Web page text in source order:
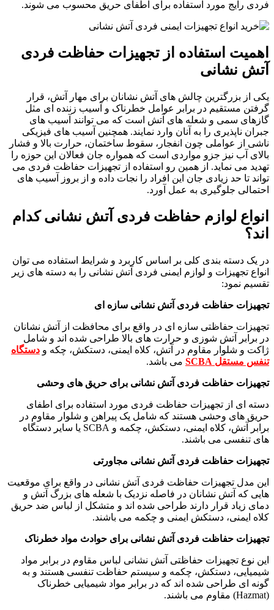
فردی رایج مورد استفاده برای اطفای حریق محسوب می شوند.
اهمیت استفاده از تجهیزات حفاظت فردی
آتش نشانی
یکی از بزرگترین چالش های آتش نشانان برای مهار آتش، قرار
گرفتن مستقیم در برابر عوامل خطرناک و آسیب زننده ای مثل
گازهای سمی و شعله های آتش است که می توانند آسیب های
جبران ناپذیری را به آنان وارد نمایند. همچنین آسیب های فیزیکی
ناشی از عواملی چون انفجار، سقوط ساختمان، حرارت بالا و فشار
بالای آب نیز جزو مواردی است که همواره جان فعالان این حوزه را
تهدید می نماید. از همین رو استفاده از تجهیزات حفاظت فردی می
تواند تا حد زیادی جان این افراد را نجات داده و از بروز آسیب های
احتمالی جلوگیری به عمل آورد.
انواع لوازم حفاظت فردی آتش نشانی کدام
اند؟
در یک دسته بندی کلی بر اساس کاربرد و شرایط استفاده می توان
انواع تجهیزات و لوازم ایمنی فردی آتش نشانی را به دسته های زیر
تقسیم نمود:
تجهیزات حفاظت فردی آتش نشانی سازه ای
تجهیزات حفاظتی سازه ای در واقع برای محافظت از آتش نشانان
در برابر آتش شوزی و حرارت های بالا طراحی شده اند و شامل
ژاکت و شلوار مقاوم در آتش، کلاه ایمنی، دستکش، چکه و دستگاه
تنفس مستقل SCBA
می باشد.
تجهیزات حفاظت فردی آتش نشانی برای حریق های وحشی
دسته ای از تجهیزات حفاظت فردی مورد استفاده برای اطفای
حریق های وحشی هستند که شامل یک پیراهن و شلوار مقاوم در
برابر آتش، کلاه ایمنی، دستکش، چکمه و SCBA یا سایر دستگاه
های تنفسی می باشند.
تجهیزات حفاظت فردی آتش نشانی مجاورتی
این مدل تجهیزات حفاظت فردی آتش نشانی در واقع برای موقعیت
هایی که آتش نشانان در فاصله نزدیک با شعله های بزرگ آتش و
دمای زیاد قرار دارند طراحی شده اند و متشکل از لباس ضد حریق
کلاه ایمنی، دستکش ایمنی و چکمه می باشند.
تجهیزات حفاظت فردی آتش نشانی برای حوادث مواد خطرناک
این نوع تجهیزات حفاظتی آتش نشانی لباس مقاوم در برابر مواد
شیمیایی، دستکش، چکمه و سیستم حفاظت تنفسی هستند و به
گونه ای طراحی شده اند که در برابر مواد شیمیایی خطرناک
(Hazmat) مقاوم می باشند.